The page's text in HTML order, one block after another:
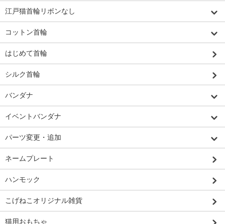
江戸猫首輪リボンなし
コットン首輪
はじめて首輪
シルク首輪
バンダナ
イベントバンダナ
パーツ変更・追加
ネームプレート
ハンモック
こげねこオリジナル雑貨
猫用おもちゃ